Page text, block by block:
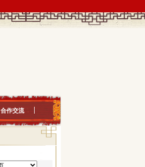
合作交流